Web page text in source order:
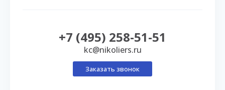
+7 (495) 258-51-51
kc@nikoliers.ru
Заказать звонок